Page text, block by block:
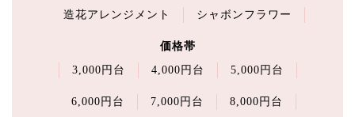
造花アレンジメント シャボンフラワー
価格帯
3,000円台
4,000円台 5,000円台
6,000円台 7,000円台 8,000円台